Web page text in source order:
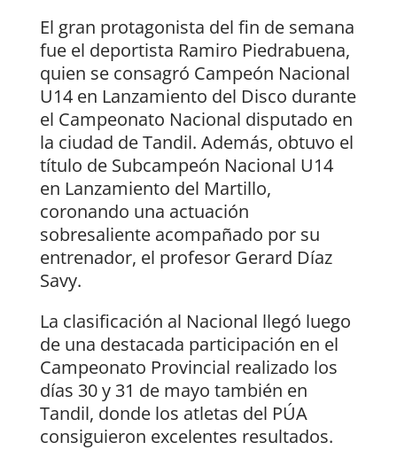
El gran protagonista del fin de semana
fue el deportista Ramiro Piedrabuena,
quien se consagró Campeón Nacional
U14 en Lanzamiento del Disco durante
el Campeonato Nacional disputado en
la ciudad de Tandil. Además, obtuvo el
título de Subcampeón Nacional U14
en Lanzamiento del Martillo,
coronando una actuación
sobresaliente acompañado por su
entrenador, el profesor Gerard Díaz
Savy.
La clasificación al Nacional llegó luego
de una destacada participación en el
Campeonato Provincial realizado los
días 30 y 31 de mayo también en
Tandil, donde los atletas del PÚA
consiguieron excelentes resultados.